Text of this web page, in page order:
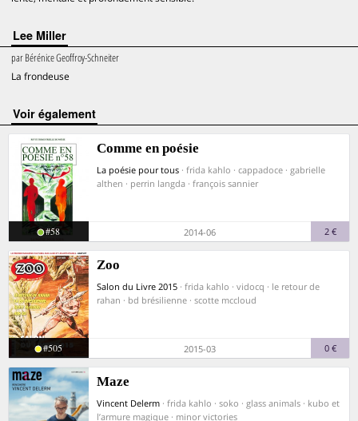
Lee Miller
parBérénice Geoffroy-Schneiter
La frondeuse
voir également
Comme en poésie
La poésie pour tous · frida kahlo · cappadoce · gabrielle
althen · perrin langda · françois sannier
#58 2014-06 2 €
Zoo
Salon du Livre 2015 · frida kahlo · vidocq · le retour de
rahan · bd brésilienne · scotte mccloud
#505 2015-03 0 €
Maze
Vincent Delerm · frida kahlo · soko · glass animals · kubo et
l’armure magique · minor victories